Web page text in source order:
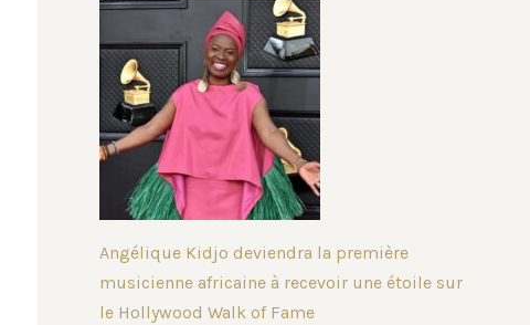
Angélique Kidjo deviendra la première
musicienne africaine à recevoir une étoile sur
le Hollywood Walk of Fame